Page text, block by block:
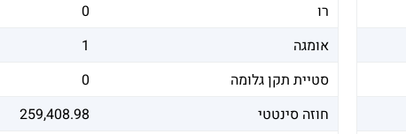
רו
0
אומגה
1
סטיית תקן גלומה
0
חוזה סינטטי
259,408.98